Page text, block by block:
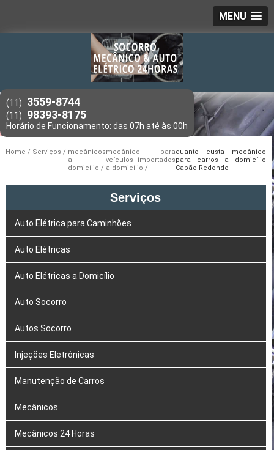
MENU
(11) 3559-8744
(11) 98393-8175
Home Serviços
mecânicos
a
domicílio
mecânico para
veículos importados
a domicílio
quanto custa mecânico
para carros a domicílio
Capão Redondo
Serviços
Auto Elétrica para Caminhões
Auto Elétricas
Auto Elétricas a Domicílio
Auto Socorro
Autos Socorro
Injeções Eletrônicas
Manutenção de Carros
Mecânicos
Mecânicos 24 Horas